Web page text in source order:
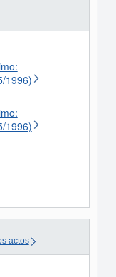
1996)
1996)
actos